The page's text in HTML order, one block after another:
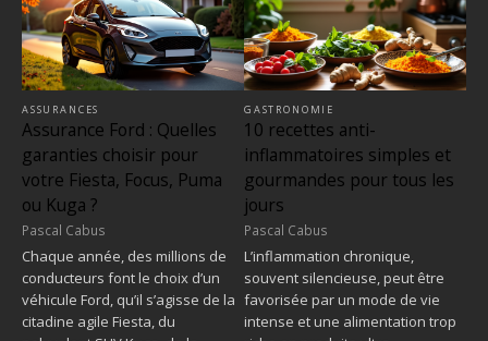
ASSURANCES
Assurance Ford : Quelles
garanties choisir pour
votre Fiesta, Focus, Puma
ou Kuga ?
Pascal Cabus
Chaque année, des millions de
conducteurs font le choix d’un
véhicule Ford, qu’il s’agisse de la
citadine agile Fiesta, du
GASTRONOMIE
10 recettes anti-
inflammatoires simples et
gourmandes pour tous les
jours
Pascal Cabus
L’inflammation chronique,
souvent silencieuse, peut être
favorisée par un mode de vie
intense et une alimentation trop